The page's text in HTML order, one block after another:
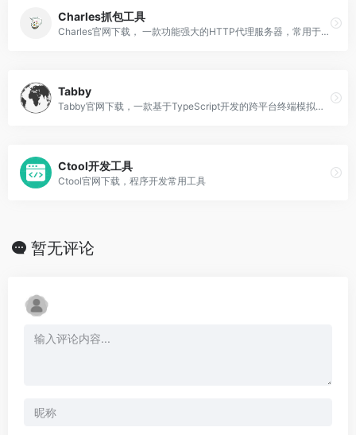
Charles抓包工具
Charles官网下载， 一款功能强大的HTTP代理服务器，常用于网络请求的抓包和分析
Tabby
‌‌Tabby官网下载，一款基于‌TypeScript开发的跨平台终端模拟器，适用于‌Windows、‌macOS和‌Linux系统
Ctool开发工具
Ctool官网下载，程序开发常用工具
暂无评论